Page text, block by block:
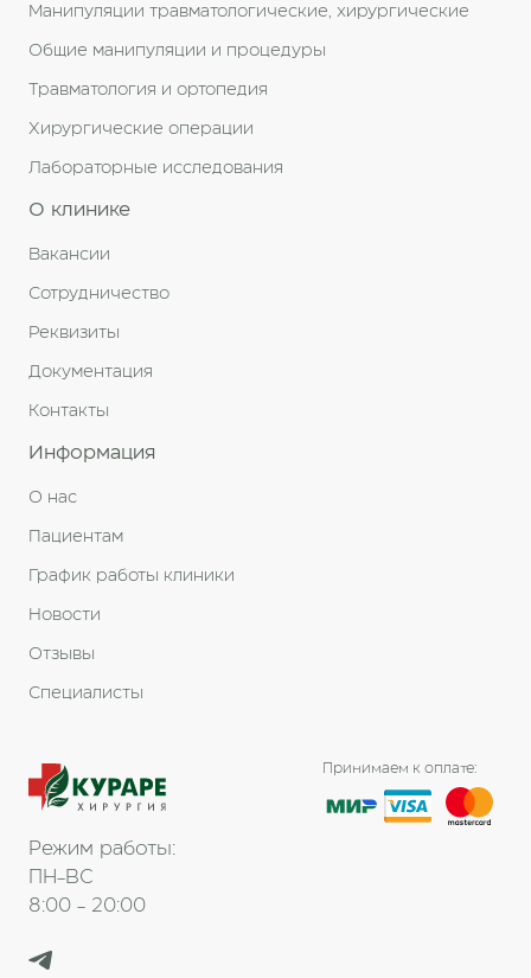
Режим работы:
ПН-ВС
8:00 - 20:00
Принимаем к оплате:
Информация
О нас
Пациентам
График работы клиники
Новости
Отзывы
Специалисты
О клинике
Вакансии
Сотрудничество
Реквизиты
Документация
Контакты
Манипуляции травматологические, хирургические
Общие манипуляции и процедуры
Травматология и ортопедия
Хирургические операции
Лабораторные исследования